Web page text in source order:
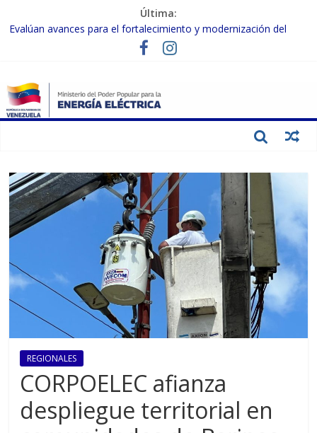
Última:
Evalúan avances para el fortalecimiento y modernización del
Inspeccionan trabajos de rehabilitación en instalaciones del SEN
Gobierno Nacional activa plan preventivo para fortalecer el SEN
ante el fenómeno de El Niño
Termocarabobo recupera el 50% de su capacidad de generación
REGIONALES
CORPOELEC afianza
despliegue territorial en